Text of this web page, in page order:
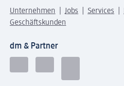
Unternehmen Jobs Services
Geschäftskunden
dm & Partner